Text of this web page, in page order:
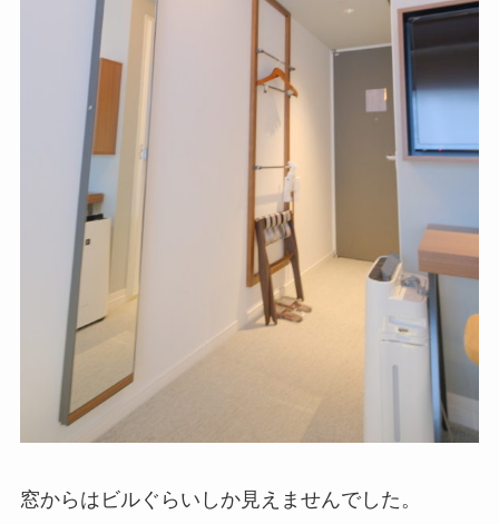
窓からはビルぐらいしか見えませんでした。